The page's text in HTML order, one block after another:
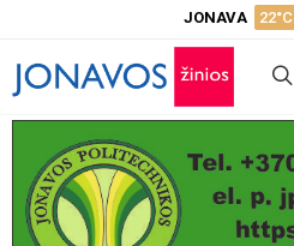
JONAVA 22°C